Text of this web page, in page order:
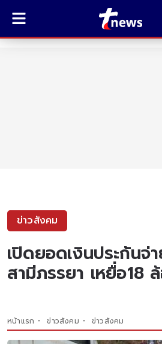
ข่าวสังคม
เปิดยอดเงินประกันจ่
สามีภรรยา เหยื่อ18
หน้าแรก ข่าวสังคม ข่าวสังคม